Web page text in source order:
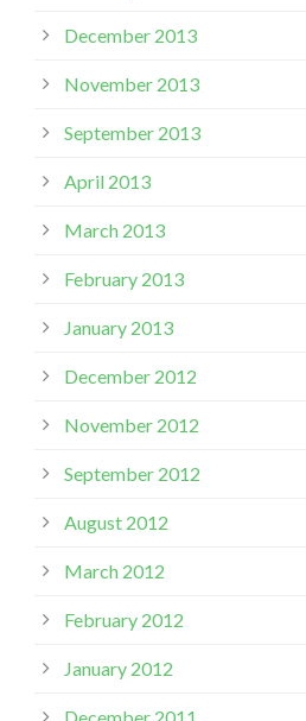
December 2013
November 2013
September 2013
April 2013
March 2013
February 2013
January 2013
December 2012
November 2012
September 2012
August 2012
March 2012
February 2012
January 2012